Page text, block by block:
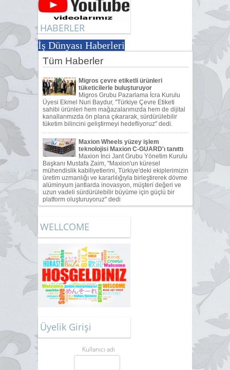
HABERLER
İş Dünyası Haberleri
WELLCOME
Üyelik Girişi
Kullanıcı adı